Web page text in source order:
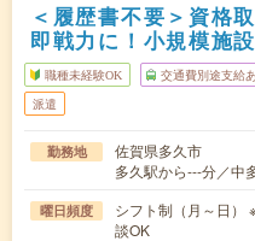
＜履歴書不要＞資格
即戦力に！小規模施
職種未経験OK 交通費別途支給
派遣
勤務地
佐賀県多久市
多久駅から---分／中
曜日頻度
シフト制（月～日）
談OK